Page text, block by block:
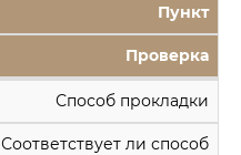
Пункт
Проверка
Способ прокладки
Соответствует ли способ